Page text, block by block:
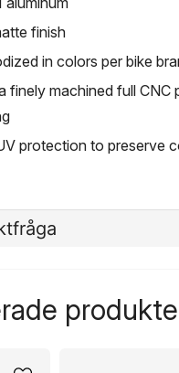
finish
in colors per bike
finely machined full CNC
protection to preserve